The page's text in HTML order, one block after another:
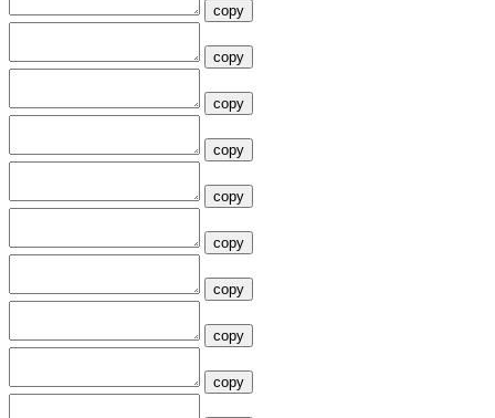
copy
copy
copy
copy
copy
copy
copy
copy
copy